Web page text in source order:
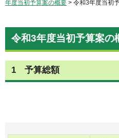
年度当初予算案の概要 > 令和3年度当初
令和3年度当初予算案の
1 予算総額